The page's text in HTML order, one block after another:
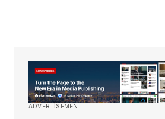
ADVERTISEMENT